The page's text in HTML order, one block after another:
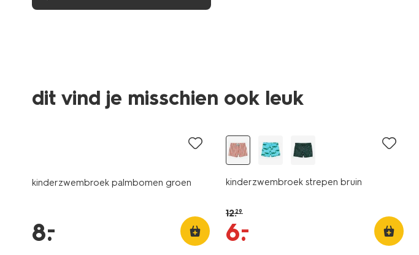
dit vind je misschien ook leuk
kinderzwembroek palmbomen groen
8.
–
kinderzwembroek strepen bruin
12.29
6.
–